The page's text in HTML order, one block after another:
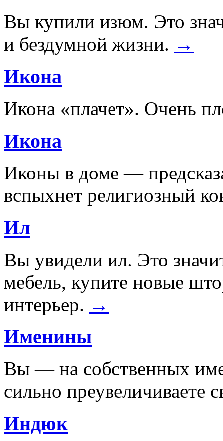
Вы купили изюм. Это
и бездумной жизни. →
Икона
Икона «плачет». Очень
Икона
Иконы в доме —
вспыхнет религиозный
Ил
Вы увидели ил. Это
мебель, купите новые
интерьер. →
Именины
Вы — на собственных
сильно преувеличиваете
Индюк